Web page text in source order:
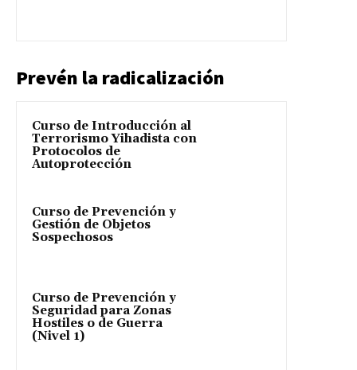
Prevén la radicalización
Curso de Introducción al
Terrorismo Yihadista con
Protocolos de
Autoprotección
Curso de Prevención y
Gestión de Objetos
Sospechosos
Curso de Prevención y
Seguridad para Zonas
Hostiles o de Guerra
(Nivel 1)